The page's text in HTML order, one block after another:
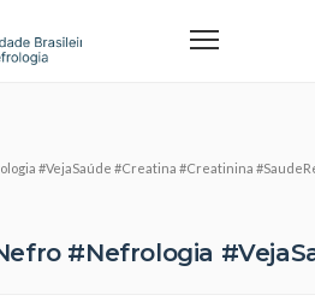
#VejaSaúde #Creatina #Creatinina
#Nefrologia